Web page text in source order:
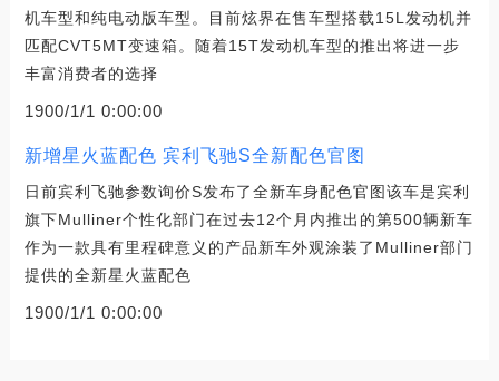
机车型和纯电动版车型。目前炫界在售车型搭载15L发动机并
匹配CVT5MT变速箱。随着15T发动机车型的推出将进一步
丰富消费者的选择
1900/1/1 0:00:00
新增星火蓝配色 宾利飞驰S全新配色官图
日前宾利飞驰参数询价S发布了全新车身配色官图该车是宾利
旗下Mulliner个性化部门在过去12个月内推出的第500辆新车
作为一款具有里程碑意义的产品新车外观涂装了Mulliner部门
提供的全新星火蓝配色
1900/1/1 0:00:00